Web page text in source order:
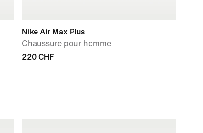
Nike Air Max Plus
Chaussure pour homme
220 CHF